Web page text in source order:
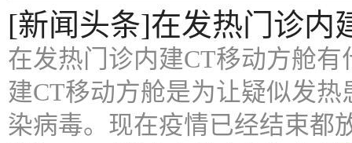
[新闻头条]在发热门诊内
在发热门诊内建CT移动方舱
建CT移动方舱是为让疑似发
染病毒。现在疫情已经结束都